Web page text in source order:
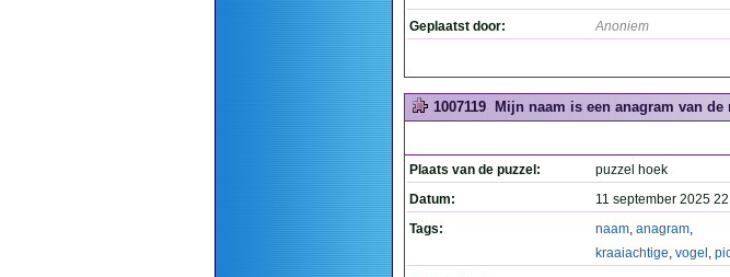
Geplaatst door: Anoniem
1007119 Mijn naam is een anagram van
Plaats van de puzzel:
puzzel hoek
Datum:
11 september 2025
Tags:
naam, anagram,
kraaiachtige, vogel ,